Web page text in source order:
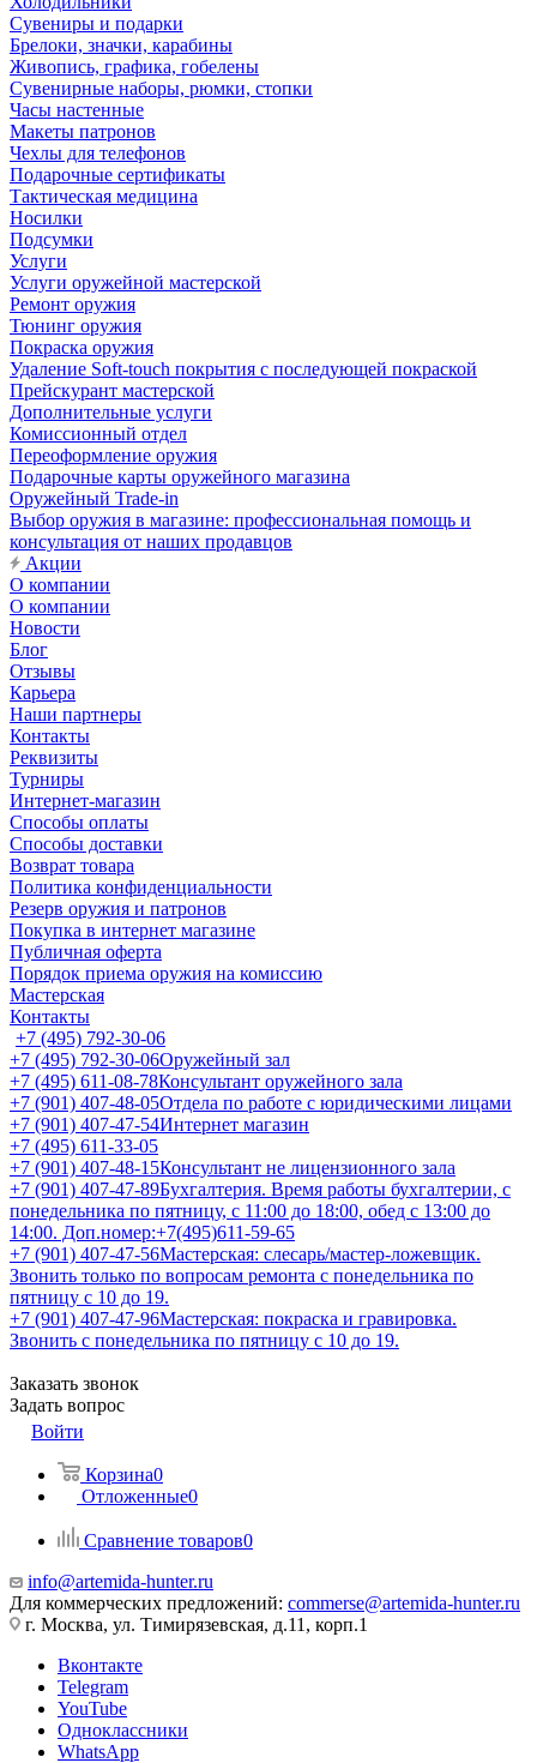
Сувениры и подарки
Брелоки, значки, карабины
Живопись, графика, гобелены
Сувенирные наборы, рюмки, стопки
Часы настенные
Макеты патронов
Чехлы для телефонов
Подарочные сертификаты
Тактическая медицина
Носилки
Подсумки
Услуги
Услуги оружейной мастерской
Ремонт оружия
Тюнинг оружия
Покраска оружия
Удаление Soft-touch покрытия с последующей покраской
Прейскурант мастерской
Дополнительные услуги
Комиссионный отдел
Переоформление оружия
Подарочные карты оружейного магазина
Оружейный Trade-in
Выбор оружия в магазине: профессиональная помощь и
консультация от наших продавцов
Акции
О компании
О компании
Новости
Блог
Отзывы
Карьера
Наши партнеры
Контакты
Реквизиты
Турниры
Интернет-магазин
Способы оплаты
Способы доставки
Возврат товара
Политика конфиденциальности
Резерв оружия и патронов
Покупка в интернет магазине
Публичная оферта
Порядок приема оружия на комиссию
Мастерская
Контакты
+7 (495) 792-30-06
+7 (495) 792-30-06Оружейный зал
+7 (495) 611-08-78Консультант оружейного зала
+7 (901) 407-48-05Отдела по работе с юридическими лицами
+7 (901) 407-47-54Интернет магазин
+7 (495) 611-33-05
+7 (901) 407-48-15Консультант не лицензионного зала
+7 (901) 407-47-89Бухгалтерия. Время работы бухгалтерии, с
понедельника по пятницу, с 11:00 до 18:00, обед с 13:00 до
14:00. Доп.номер:+7(495)611-59-65
+7 (901) 407-47-56Мастерская: слесарь/мастер-ложевщик.
Звонить только по вопросам ремонта с понедельника по
пятницу с 10 до 19.
+7 (901) 407-47-96Мастерская: покраска и гравировка.
Звонить с понедельника по пятницу с 10 до 19.
Заказать звонок
Задать вопрос
Войти
Корзина0
Отложенные0
Сравнение товаров0
info@artemida-hunter.ru
Для коммерческих предложений: commerse@artemida-hunter.ru
г. Москва, ул. Тимирязевская, д.11, корп.1
Вконтакте
Telegram
YouTube
Одноклассники
WhatsApp